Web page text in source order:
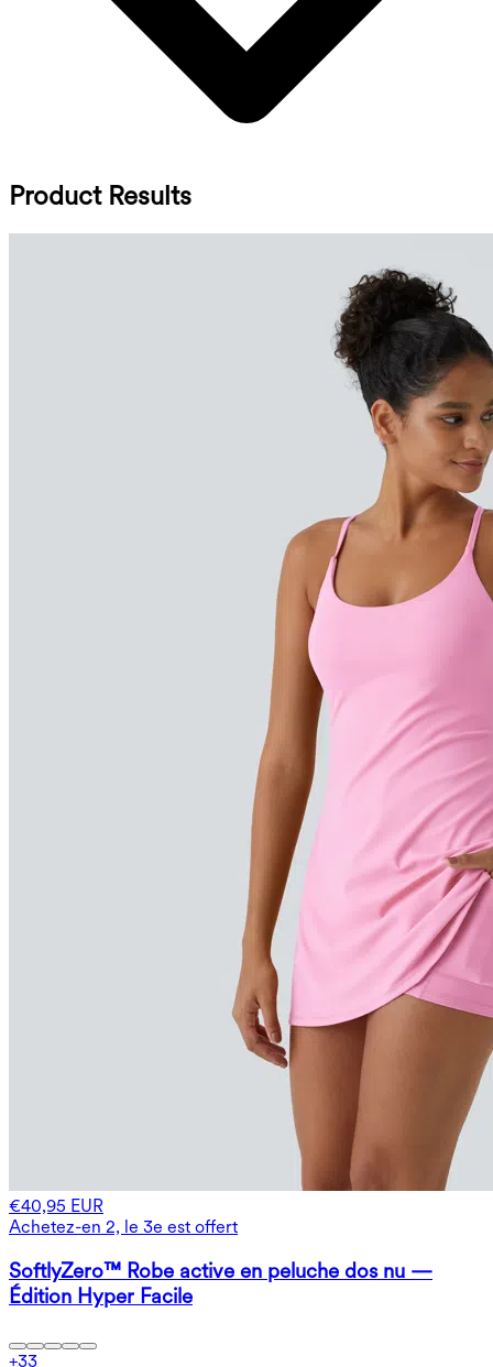
Product Results
€40,95 EUR
Achetez-en 2, le 3e est offert
SoftlyZero™ Robe active en peluche dos nu —
Édition Hyper Facile
+33